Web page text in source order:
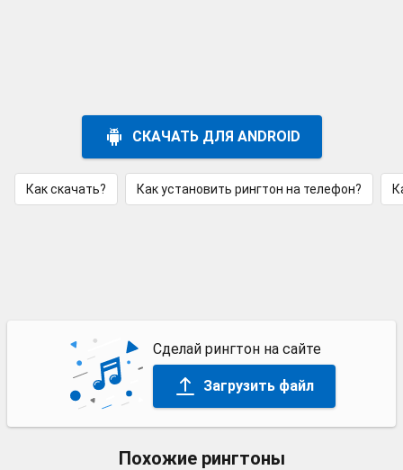
СКАЧАТЬ ДЛЯ ANDROID
Как скачать? Как установить рингтон на телефон?
Сделай рингтон на сайте
Загрузить файл
Похожие рингтоны